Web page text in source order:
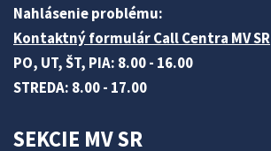
Nahlásenie problému:
Kontaktný formulár Call Centra MV SR
PO, UT, ŠT, PIA: 8.00 - 16.00
STREDA: 8.00 - 17.00
SEKCIE MV SR